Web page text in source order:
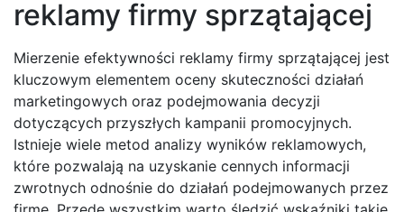
reklamy firmy sprzątającej
Mierzenie efektywności reklamy firmy sprzątającej jest
kluczowym elementem oceny skuteczności działań
marketingowych oraz podejmowania decyzji
dotyczących przyszłych kampanii promocyjnych.
Istnieje wiele metod analizy wyników reklamowych,
które pozwalają na uzyskanie cennych informacji
zwrotnych odnośnie do działań podejmowanych przez